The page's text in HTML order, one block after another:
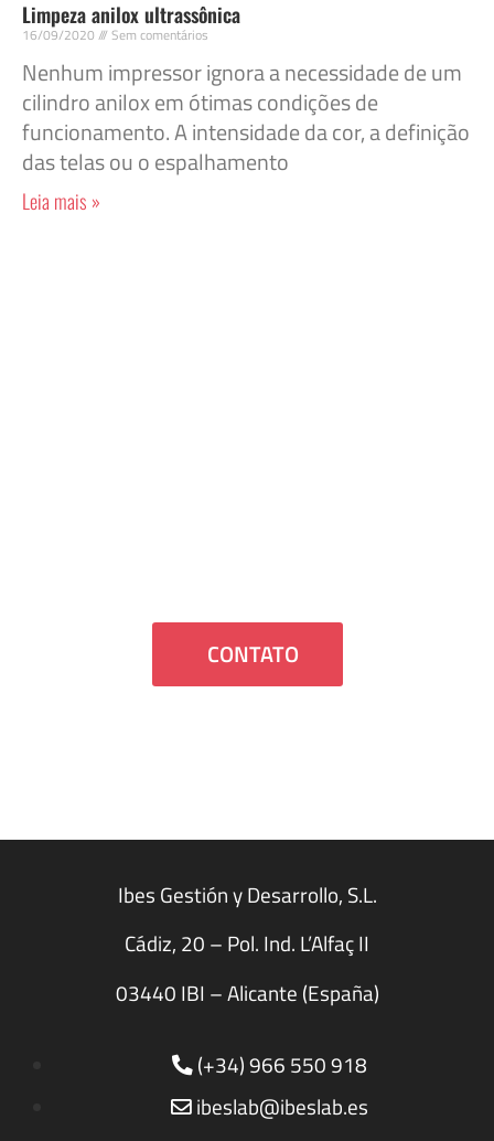
Limpeza anilox ultrassônica
16/09/2020 Sem comentários
Nenhum impressor ignora a necessidade de um
cilindro anilox em ótimas condições de
funcionamento. A intensidade da cor, a definição
das telas ou o espalhamento
Leia mais »
CONTATO
Ibes Gestión y Desarrollo, S.L.
Cádiz, 20 – Pol. Ind. L’Alfaç II
03440 IBI – Alicante (España)
(+34) 966 550 918
ibeslab@ibeslab.es